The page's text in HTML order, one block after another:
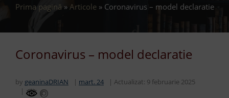
Prima pagină » Articole» Coronavirus – model declaratie
Coronavirus – model declaratie
by geaninaDRIAN mart. 24 Actualizat: 9 februarie 2025